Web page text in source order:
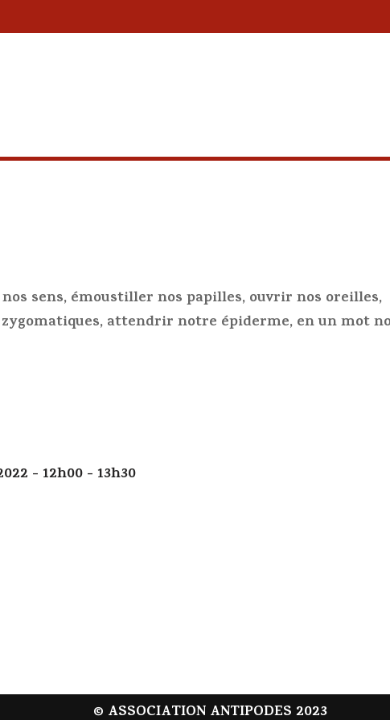
sens, émoustiller nos papilles, ouvrir nos oreilles,
attendrir notre épiderme, en un mot
- 12h00 - 13h30
© ASSOCIATION ANTIPODES 2023